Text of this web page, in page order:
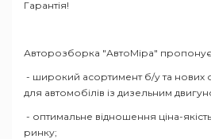
Гарантія!
Авторозборка "АвтоМіра"
- широкий асортимент б/у та нових
для автомобілів із дизельним
- оптимальне відношення ціна-
ринку;